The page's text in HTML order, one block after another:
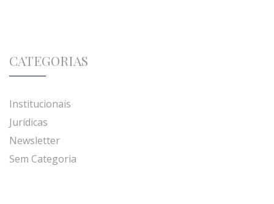
CATEGORIAS
Institucionais
Jurídicas
Newsletter
Sem Categoria